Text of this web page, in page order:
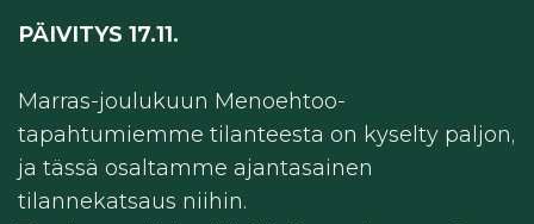
PÄIVITYS 17.11.
Marras-joulukuun Menoehtoo-
tapahtumiemme tilanteesta on kyselty paljon,
ja tässä osaltamme ajantasainen
tilannekatsaus niihin.